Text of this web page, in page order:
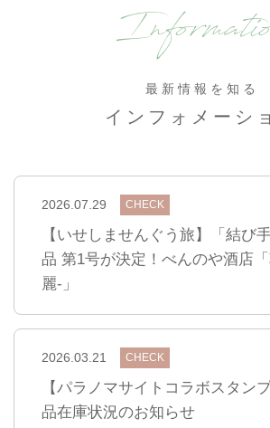
最新情報を知る
インフォメーシ
2026.07.29 CHECK
【いせしませんぐう旅】「結び
品 第1号が決定！べんのや酒店
麗‐」
2026.03.21 CHECK
【パラノマサイトコラボスタン
品在庫状況のお知らせ